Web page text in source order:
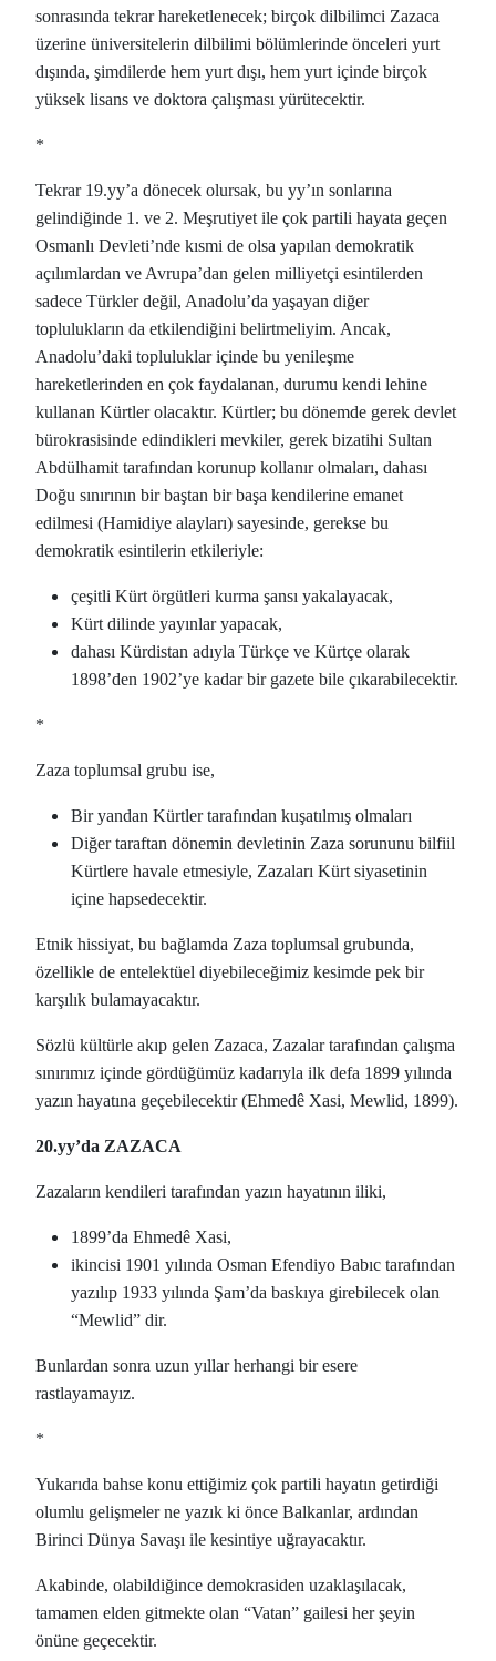
sonrasında tekrar hareketlenecek; birçok dilbilimci Zazaca
üzerine üniversitelerin dilbilimi bölümlerinde önceleri yurt
dışında, şimdilerde hem yurt dışı, hem yurt içinde birçok
yüksek lisans ve doktora çalışması yürütecektir.
*
Tekrar 19.yy’a dönecek olursak, bu yy’ın sonlarına
gelindiğinde 1. ve 2. Meşrutiyet ile çok partili hayata geçen
Osmanlı Devleti’nde kısmi de olsa yapılan demokratik
açılımlardan ve Avrupa’dan gelen milliyetçi esintilerden
sadece Türkler değil, Anadolu’da yaşayan diğer
toplulukların da etkilendiğini belirtmeliyim. Ancak,
Anadolu’daki topluluklar içinde bu yenileşme
hareketlerinden en çok faydalanan, durumu kendi lehine
kullanan Kürtler olacaktır. Kürtler; bu dönemde gerek devlet
bürokrasisinde edindikleri mevkiler, gerek bizatihi Sultan
Abdülhamit tarafından korunup kollanır olmaları, dahası
Doğu sınırının bir baştan bir başa kendilerine emanet
edilmesi (Hamidiye alayları) sayesinde, gerekse bu
demokratik esintilerin etkileriyle:
çeşitli Kürt örgütleri kurma şansı yakalayacak,
Kürt dilinde yayınlar yapacak,
dahası Kürdistan adıyla Türkçe ve Kürtçe olarak
1898’den 1902’ye kadar bir gazete bile çıkarabilecektir.
*
Zaza toplumsal grubu ise,
Bir yandan Kürtler tarafından kuşatılmış olmaları
Diğer taraftan dönemin devletinin Zaza sorununu bilfiil
Kürtlere havale etmesiyle, Zazaları Kürt siyasetinin
içine hapsedecektir.
Etnik hissiyat, bu bağlamda Zaza toplumsal grubunda,
özellikle de entelektüel diyebileceğimiz kesimde pek bir
karşılık bulamayacaktır.
Sözlü kültürle akıp gelen Zazaca, Zazalar tarafından çalışma
sınırımız içinde gördüğümüz kadarıyla ilk defa 1899 yılında
yazın hayatına geçebilecektir (Ehmedê Xasi, Mewlid, 1899).
20.yy’da ZAZACA
Zazaların kendileri tarafından yazın hayatının iliki,
1899’da Ehmedê Xasi,
ikincisi 1901 yılında Osman Efendiyo Babıc tarafından
yazılıp 1933 yılında Şam’da baskıya girebilecek olan
“Mewlid” dir.
Bunlardan sonra uzun yıllar herhangi bir esere
rastlayamayız.
*
Yukarıda bahse konu ettiğimiz çok partili hayatın getirdiği
olumlu gelişmeler ne yazık ki önce Balkanlar, ardından
Birinci Dünya Savaşı ile kesintiye uğrayacaktır.
Akabinde, olabildiğince demokrasiden uzaklaşılacak,
tamamen elden gitmekte olan “Vatan” gailesi her şeyin
önüne geçecektir.